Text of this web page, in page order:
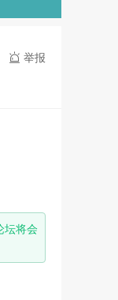
举报
坛将会